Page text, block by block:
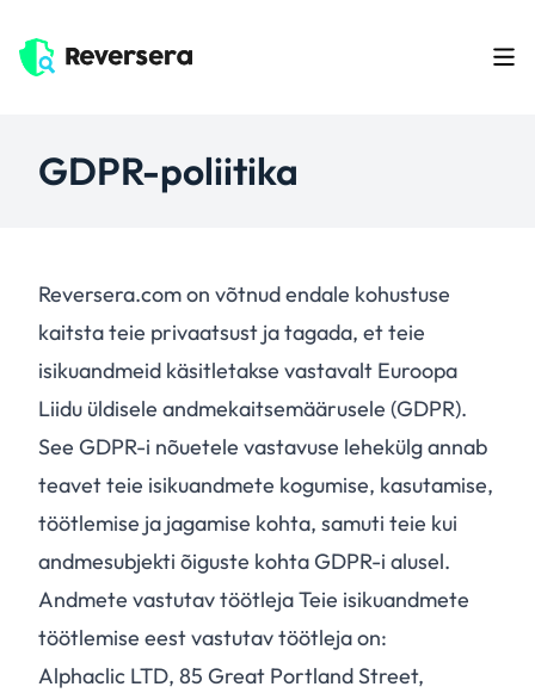
GDPR-poliitika
Reversera.com on võtnud endale kohustuse
kaitsta teie privaatsust ja tagada, et teie
isikuandmeid käsitletakse vastavalt Euroopa
Liidu üldisele andmekaitsemäärusele (GDPR).
See GDPR-i nõuetele vastavuse lehekülg annab
teavet teie isikuandmete kogumise, kasutamise,
töötlemise ja jagamise kohta, samuti teie kui
andmesubjekti õiguste kohta GDPR-i alusel.
Andmete vastutav töötleja Teie isikuandmete
töötlemise eest vastutav töötleja on:
Alphaclic LTD, 85 Great Portland Street,